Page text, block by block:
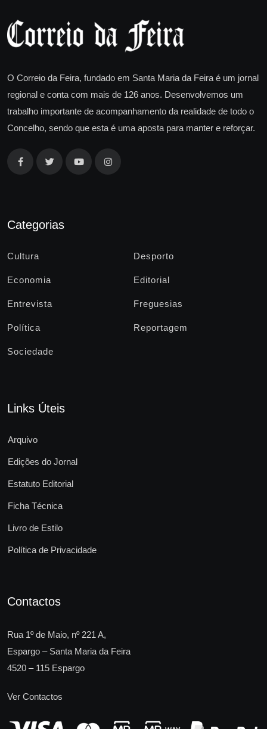
O Correio da Feira, fundado em Santa Maria da Feira é um jornal
regional e conta com mais de 126 anos. Desenvolvemos um
trabalho importante de acompanhamento da realidade de todo o
Concelho, sendo que esta é uma aposta para manter e reforçar.
Categorias
Cultura Desporto
Economia Editorial
Entrevista Freguesias
Política Reportagem
Sociedade
Links Úteis
Arquivo
Edições do Jornal
Estatuto Editorial
Ficha Técnica
Livro de Estilo
Política de Privacidade
Contactos
Rua 1º de Maio, nº 221 A,
Espargo – Santa Maria da Feira
4520 – 115 Espargo
Ver Contactos